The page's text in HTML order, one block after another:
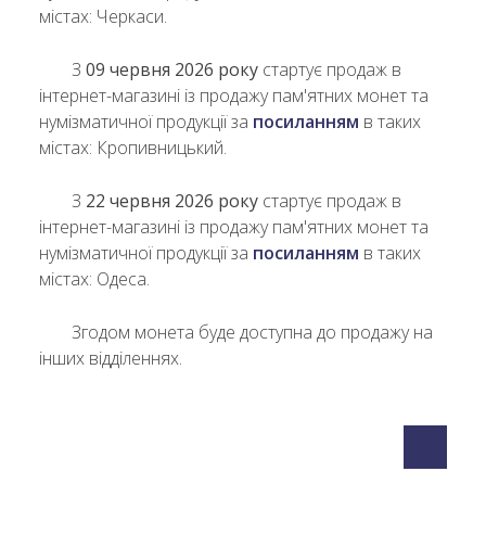
містах: Черкаси.
З 09 червня 2026 року стартує продаж в
інтернет-магазині із продажу пам'ятних монет та
нумізматичної продукції за посиланням в таких
містах: Кропивницький.
З 22 червня 2026 року стартує продаж в
інтернет-магазині із продажу пам'ятних монет та
нумізматичної продукції за посиланням в таких
містах: Одеса.
Згодом монета буде доступна до продажу на
інших відділеннях.